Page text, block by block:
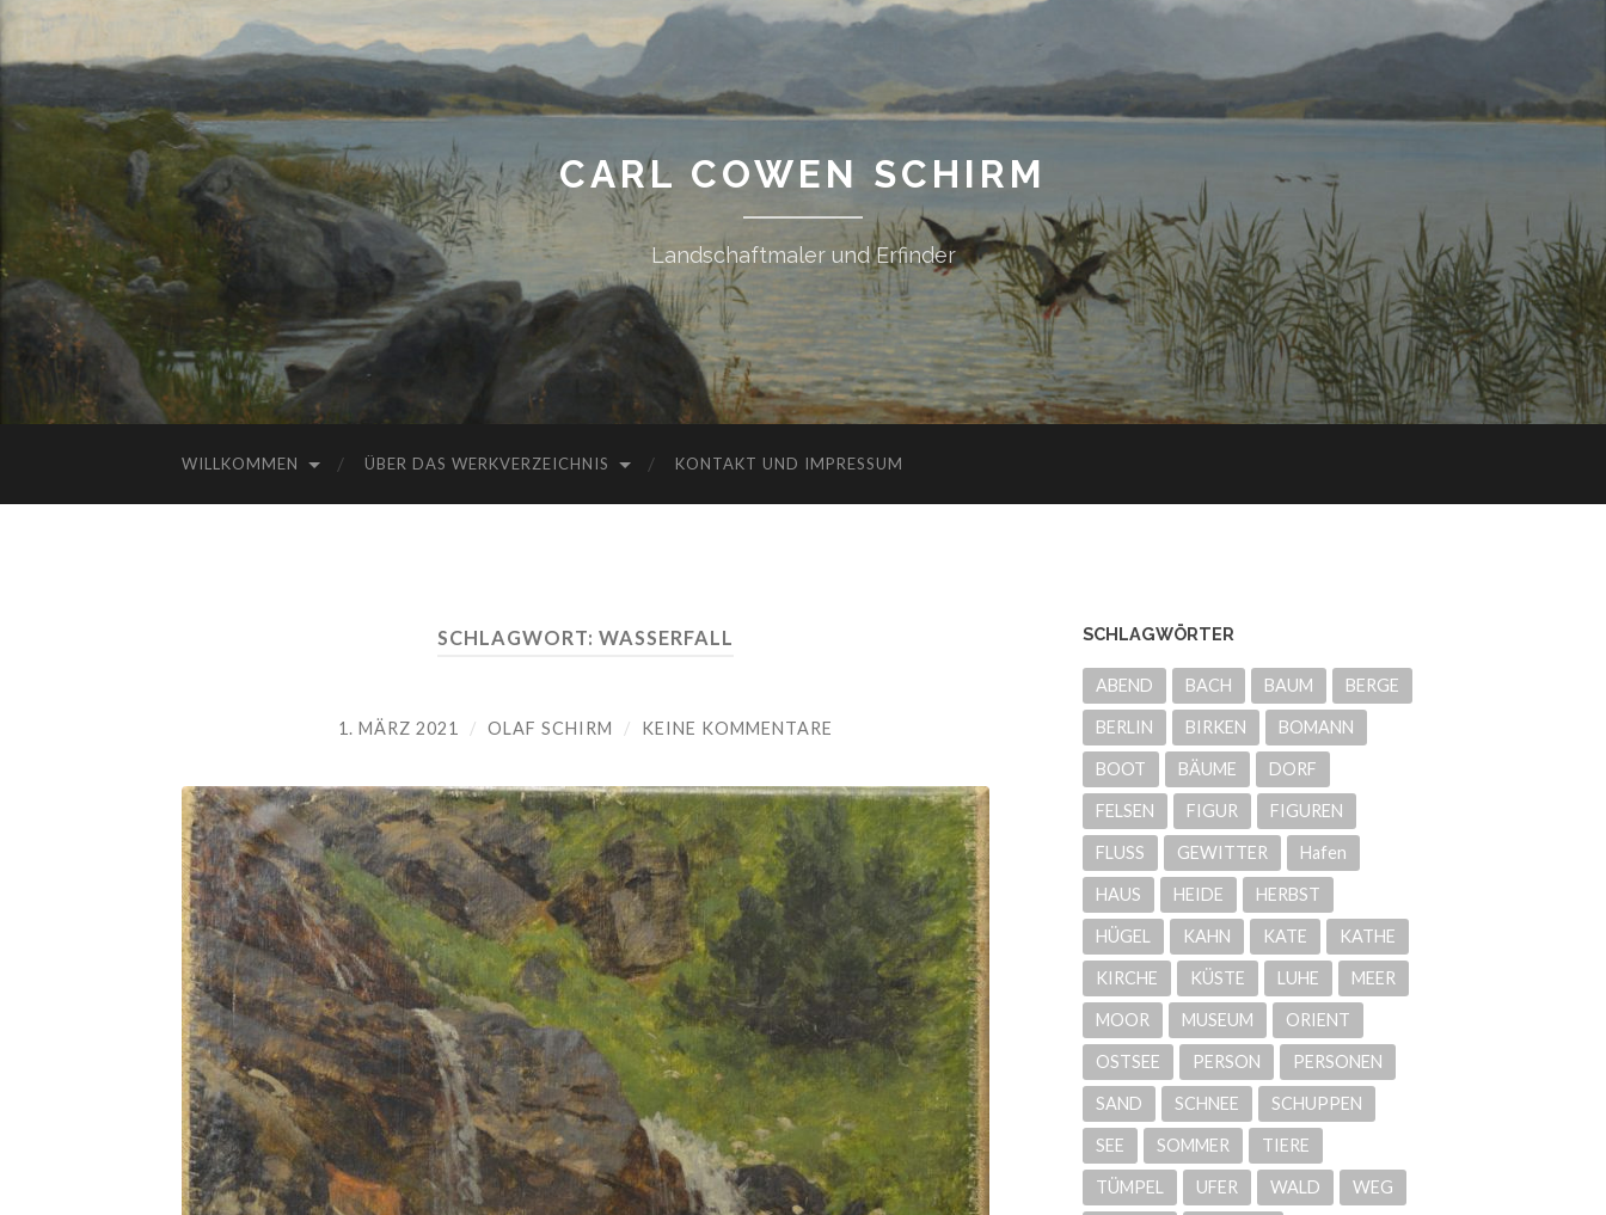
CARL COWEN SCHIRM
Landschaftmaler und Erfinder
WILLKOMMEN ÜBER DAS WERKVERZEICHNIS KONTAKT UND IMPRESSUM
SCHLAGWORT: WASSERFALL
1. MÄRZ 2021 / OLAF SCHIRM / KEINE KOMMENTARE
SCHLAGWÖRTER
ABEND BACH BAUM BERGE
BERLIN BIRKEN BOMANN
BOOT BÄUME DORF
FELSEN FIGUR FIGUREN
FLUSS GEWITTER Hafen
HAUS HEIDE HERBST
HÜGEL KAHN KATE KATHE
KIRCHE KÜSTE LUHE MEER
MOOR MUSEUM ORIENT
OSTSEE PERSON PERSONEN
SAND SCHNEE SCHUPPEN
SEE SOMMER TIERE
TÜMPEL UFER WALD WEG